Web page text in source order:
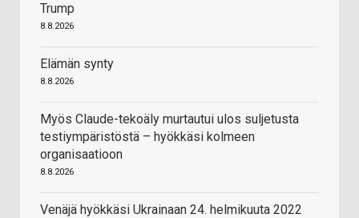
Trump
8.8.2026
Elämän synty
8.8.2026
Myös Claude-tekoäly murtautui ulos suljetusta
testiympäristöstä – hyökkäsi kolmeen
organisaatioon
8.8.2026
Venäjä hyökkäsi Ukrainaan 24. helmikuuta 2022